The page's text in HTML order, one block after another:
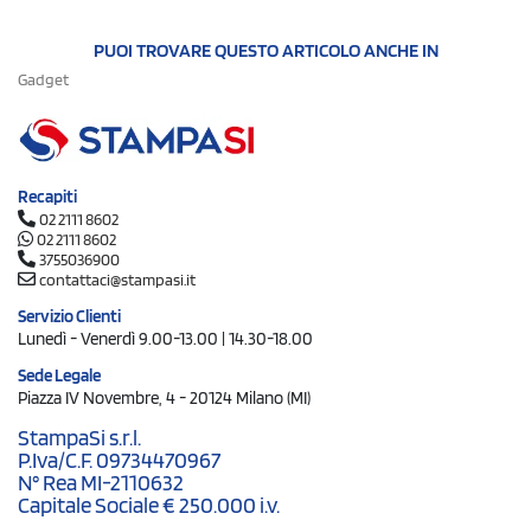
PUOI TROVARE QUESTO ARTICOLO ANCHE IN
Gadget
Recapiti
02 2111 8602
02 2111 8602
3755036900
contattaci@stampasi.it
Servizio Clienti
Lunedì - Venerdì 9.00-13.00 | 14.30-18.00
Sede Legale
Piazza IV Novembre, 4 - 20124 Milano (MI)
StampaSi s.r.l.
P.Iva/C.F. 09734470967
N° Rea MI-2110632
Capitale Sociale € 250.000 i.v.